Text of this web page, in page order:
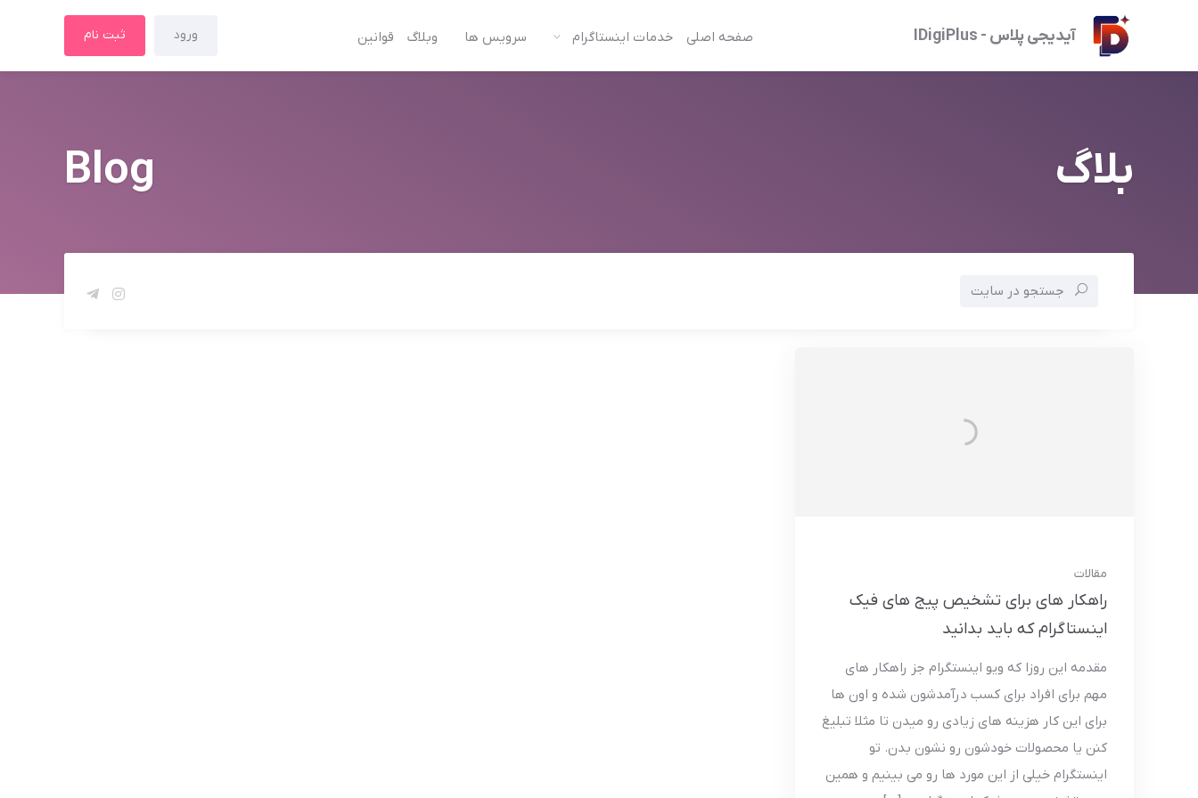
آیدیجی پلاس - IDigiPlus صفحه اصلی خدمات اینستاگرام سرویس ها وبلاگ قوانین ورود ثبت نام
بلاگ Blog
جستجو در سایت
مقالات
راهکار های برای تشخیص پیج های فیک
اینستاگرام که باید بدانید
مقدمه این روزا که ویو اینستگرام جز راهکار های
مهم برای افراد برای کسب درآمدشون شده و اون ها
برای این کار هزینه های زیادی رو میدن تا مثلا تبلیغ
کنن یا محصولات خودشون رو نشون بدن. تو
اینستگرام خیلی از این مورد ها رو می بینیم و همین